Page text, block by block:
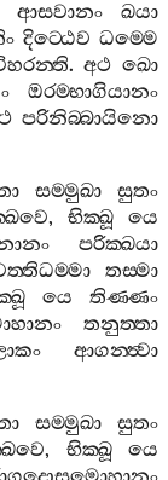
ආසවානං
ඛයා
දිට‍්ඨෙව ධම‍්මෙ
.අථ ඛො
ඔරම‍්භාගියානං
පරිනිබ‍්බායිනො
සම‍්මුඛා
සුතං
, භික‍්ඛූ
යෙ
පරික‍්ඛයා
තස‍්මා
යෙ
තිණ‍්ණං
තනුත‍්තා
ආගන‍්ත්‍වා
සම‍්මුඛා
සුතං
, භික‍්ඛූ
යෙ